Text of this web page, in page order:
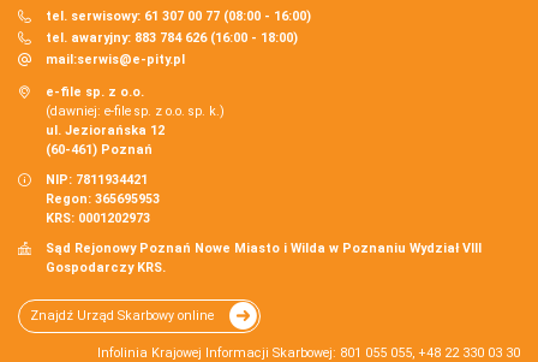
tel. serwisowy: 61 307 00 77 (08:00 - 16:00)
tel. awaryjny: 883 784 626 (16:00 - 18:00)
mail:serwis@e-pity.pl
e-file sp. z o.o.
(dawniej: e-file sp. z o.o. sp. k.)
ul. Jeziorańska 12
(60-461) Poznań
NIP: 7811934421
Regon: 365695953
KRS: 0001202973
Sąd Rejonowy Poznań Nowe Miasto i Wilda w Poznaniu Wydział VIII
Gospodarczy KRS.
Znajdź Urząd Skarbowy online
Infolinia Krajowej Informacji Skarbowej: 801 055 055, +48 22 330 03 30